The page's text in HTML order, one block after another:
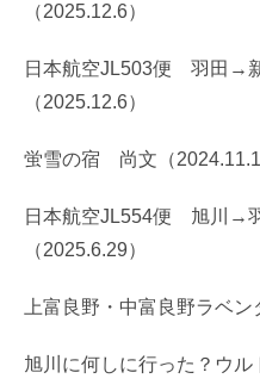
（2025.12.6）
日本航空JL503便 羽田→
（2025.12.6）
蛍雪の宿 尚文（
日本航空JL554便 旭川→
（2025.6.29）
上富良野・中富良野ラベ
旭川に何しに行った？ウ